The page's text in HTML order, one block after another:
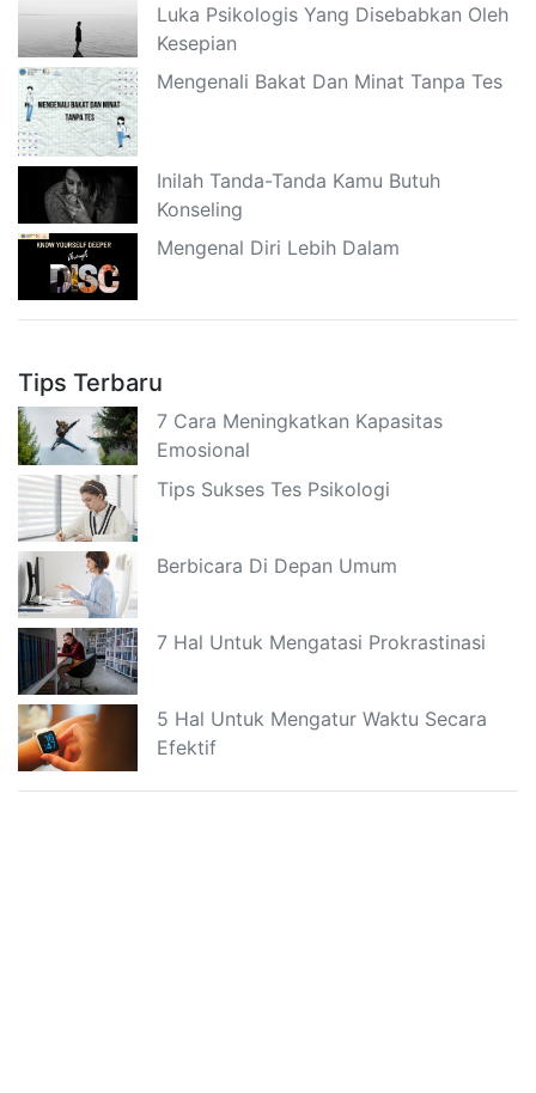
Luka Psikologis Yang Disebabkan Oleh
Kesepian
Mengenali Bakat Dan Minat Tanpa Tes
Inilah Tanda-Tanda Kamu Butuh
Konseling
Mengenal Diri Lebih Dalam
Tips Terbaru
7 Cara Meningkatkan Kapasitas
Emosional
Tips Sukses Tes Psikologi
Berbicara Di Depan Umum
7 Hal Untuk Mengatasi Prokrastinasi
5 Hal Untuk Mengatur Waktu Secara
Efektif